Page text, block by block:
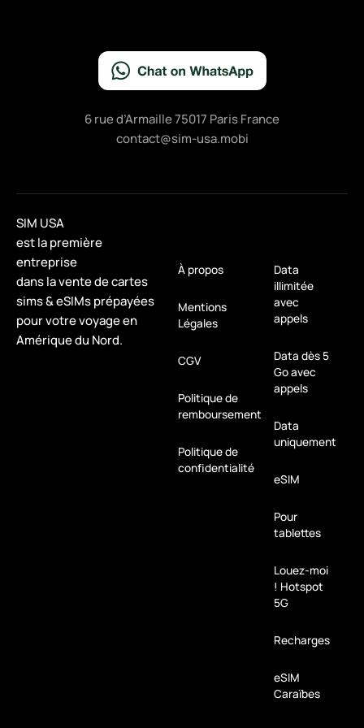
6 rue d’Armaille 75017 Paris France
contact@sim-usa.mobi
SIM USA
est la première
entreprise
dans la vente de cartes
sims & eSIMs prépayées
pour votre voyage en
Amérique du Nord.
À propos
Mentions
Légales
CGV
Politique de
remboursement
Politique de
confidentialité
Data
illimitée
avec
appels
Data dès 5
Go avec
appels
Data
uniquement
eSIM
Pour
tablettes
Louez-moi
! Hotspot
5G
Recharges
eSIM
Caraïbes